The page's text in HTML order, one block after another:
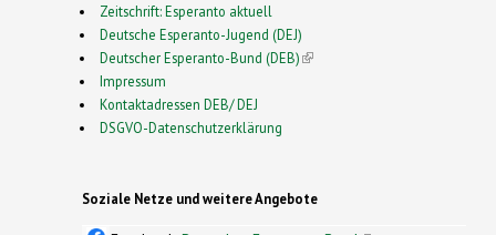
Zeitschrift: Esperanto aktuell
Deutsche Esperanto-Jugend (DEJ)
Deutscher Esperanto-Bund (DEB)(link is external)
Impressum
Kontaktadressen DEB/ DEJ
DSGVO-Datenschutzerklärung
Soziale Netze und weitere Angebote